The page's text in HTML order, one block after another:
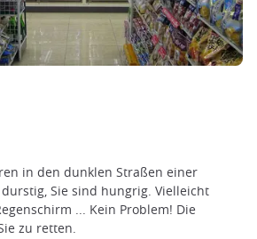
in den dunklen Straßen einer
Sie sind hungrig. Vielleicht
... Kein Problem! Die
zu retten.